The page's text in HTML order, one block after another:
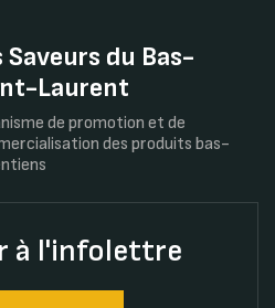
Saveurs du Bas-
Laurent
de promotion et de
des produits bas-
à l'infolettre